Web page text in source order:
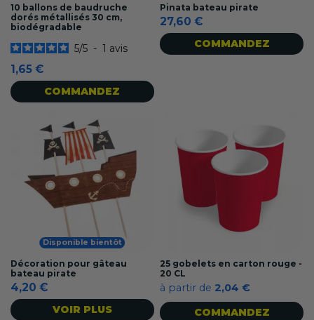
10 ballons de baudruche
dorés métallisés 30 cm,
biodégradable
5/5 - 1 avis
1,65 €
COMMANDEZ
Pinata bateau pirate
27,60 €
COMMANDEZ
Disponible bientôt
Décoration pour gâteau
bateau pirate
4,20 €
VOIR PLUS
25 gobelets en carton rouge -
20 CL
à partir de 2,04 €
COMMANDEZ